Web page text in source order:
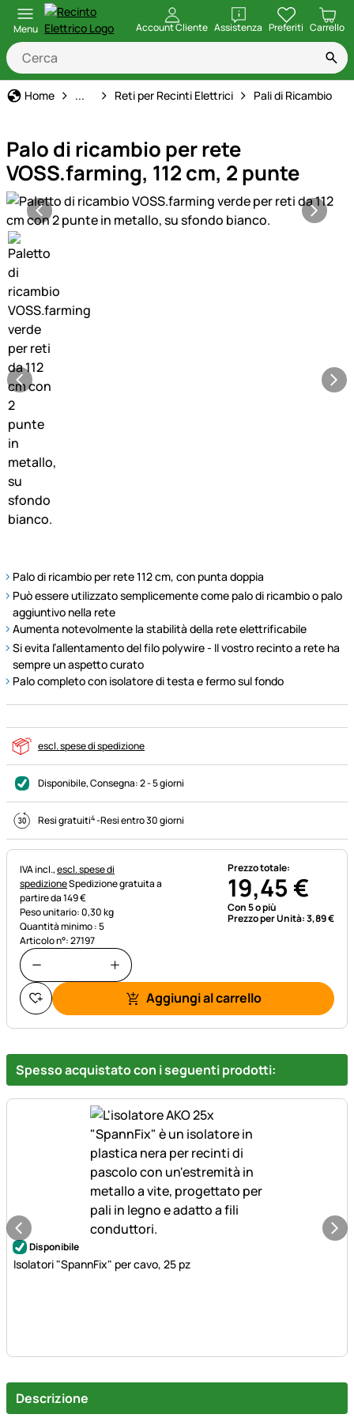
Menu Account Cliente Assistenza
apri Preferiti Carrello
Home Recinto Elettrico
... Reti per Recinti Elettrici Pali di Ricambio
Palo di ricambio per rete
VOSS.farming, 112 cm, 2 punte
Galleria prodotti
Palo di ricambio per rete 112 cm, con punta doppia
Può essere utilizzato semplicemente come palo di ricambio o palo
aggiuntivo nella rete
Aumenta notevolmente la stabilità della rete elettrificabile
Si evita l’allentamento del filo polywire - Il vostro recinto a rete ha
sempre un aspetto curato
Palo completo con isolatore di testa e fermo sul fondo
escl. spese di spedizione
Disponibile, Consegna:2 - 5 giorni
Resi gratuiti4-Resi entro 30 giorni
Informazioni fiscali:
IVA incl.,escl. spese di
spedizioneSpedizione gratuita a
partire da 149 €
Peso unitario: 0,30 kg
Quantità minimo : 5
Articolo n°: 27197
Prezzo totale:
19,45€
Con 5 o più
Prezzo per Unità:3,89€
Aggiungi al carrello
Spesso acquistato con i seguenti prodotti:
Disponibile
Isolatori "SpannFix" per cavo, 25 pz
Descrizione